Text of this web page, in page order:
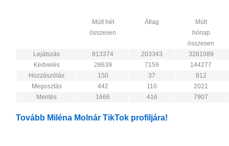
Múlt hét
összesen
Átlag
Múlt
hónap
összesen
Lejátszás
813374 203343
3281089
Kedvelés
28639 7159
144277
Hozzászólás
150 37
812
Megosztás
442 110
2021
Mentés
1666 416 7907
Tovább Miléna Molnár TikTok profiljára!